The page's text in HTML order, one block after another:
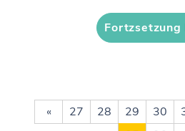
Fortzsetzung
« 27 28 29 30